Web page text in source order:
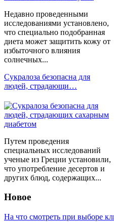
Недавно проведенными
исследованиями установлено,
что специально подобранная
диета может защитить кожу от
избыточного влияния
солнечных...
Сукралоза безопасна для
людей, страдающи…
Путем проведения
специальных исследований
ученые из Греции установили,
что употребление десертов и
других блюд, содержащих...
Новое
На что смотреть при выборе